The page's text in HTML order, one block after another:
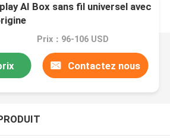
AI Box sans fil universel avec
Prix：96-106 USD
Contactez nous